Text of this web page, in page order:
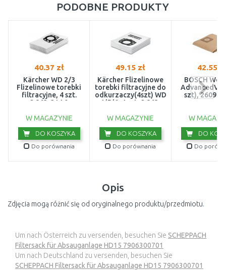
PODOBNE PRODUKTY
40.37 zł
Kärcher WD 2/3
Flizelinowe torebki
filtracyjne, 4 szt.
2.863-314.0
W MAGAZYNIE
DO KOSZYKA
Do porównania
49.15 zł
Kärcher Flizelinowe
torebki filtracyjne do
odkurzaczy(4szt) WD
4/5/6, 4 szt, 2.863-
W MAGAZYNIE
DO KOSZYKA
Do porównania
42.55
BOSCH
szt),
W
DO
Do
Opis
Zdjęcia mogą różnić się od oryginalnego produktu/przedmiotu.
Um nach Österreich zu versenden, besuchen Sie SCHEPPACH
Filtersack für Absauganlage HD15 7906300701
Um nach Deutschland zu versenden, besuchen Sie
SCHEPPACH Filtersack für Absauganlage HD15 7906300701